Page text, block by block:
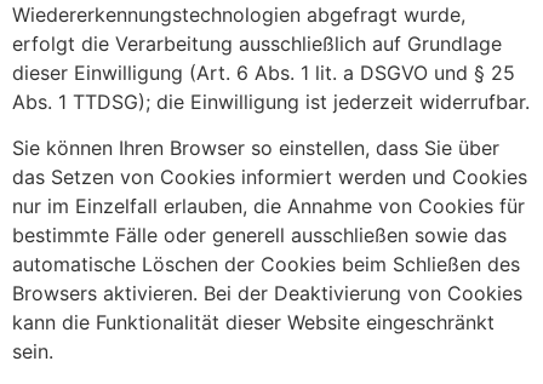
Wiedererkennungstechnologien abgefragt wurde,
erfolgt die Verarbeitung ausschließlich auf Grundlage
dieser Einwilligung (Art. 6 Abs. 1 lit. a DSGVO und § 25
Abs. 1 TTDSG); die Einwilligung ist jederzeit widerrufbar.
Sie können Ihren Browser so einstellen, dass Sie über
das Setzen von Cookies informiert werden und Cookies
nur im Einzelfall erlauben, die Annahme von Cookies für
bestimmte Fälle oder generell ausschließen sowie das
automatische Löschen der Cookies beim Schließen des
Browsers aktivieren. Bei der Deaktivierung von Cookies
kann die Funktionalität dieser Website eingeschränkt
sein.